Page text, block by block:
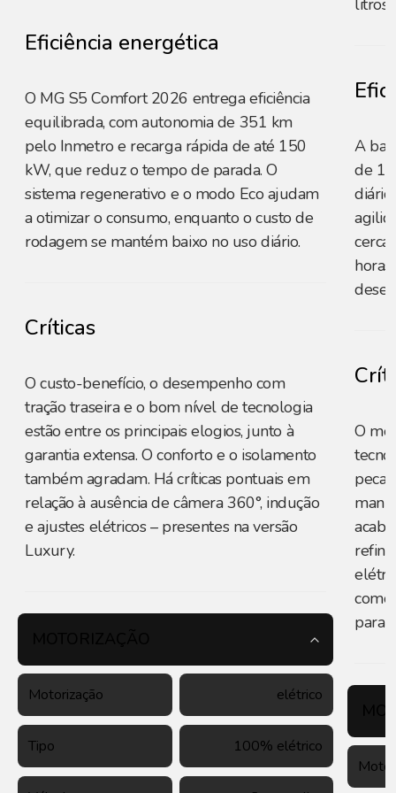
Eficiência energética
O MG S5 Comfort 2026 entrega eficiência
equilibrada, com autonomia de 351 km
pelo Inmetro e recarga rápida de até 150
kW, que reduz o tempo de parada. O
sistema regenerativo e o modo Eco ajudam
a otimizar o consumo, enquanto o custo de
rodagem se mantém baixo no uso diário.
Críticas
O custo-benefício, o desempenho com
tração traseira e o bom nível de tecnologia
estão entre os principais elogios, junto à
garantia extensa. O conforto e o isolamento
também agradam. Há críticas pontuais em
relação à ausência de câmera 360°, indução
e ajustes elétricos – presentes na versão
Luxury.
Motorização elétrico
Tipo 100% elétrico
litros
A
de
O
peca
como
para